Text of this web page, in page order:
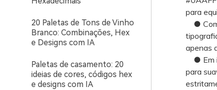
20 Paletas de Tons de Vinho
Branco: Combinações, Hex
e Designs com IA
Paletas de casamento: 20
ideias de cores, códigos hex
e designs com IA
para
●
apenas
● Em
para